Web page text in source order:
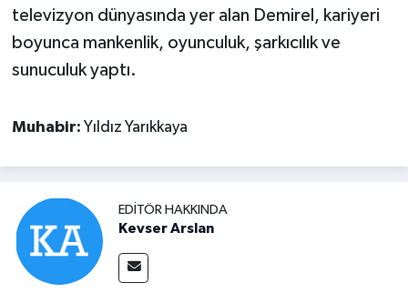
televizyon dünyasında yer alan Demirel, kariyeri
boyunca mankenlik, oyunculuk, şarkıcılık ve
sunuculuk yaptı.
Muhabir: Yıldız Yarıkkaya
EDITÖR HAKKINDA
Kevser Arslan